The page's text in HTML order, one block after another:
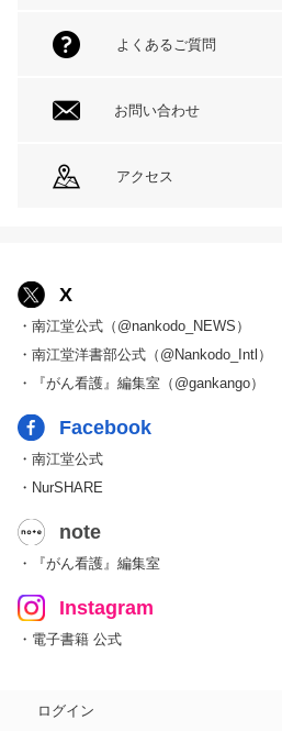
よくあるご質問
お問い合わせ
アクセス
X
・南江堂公式（@nankodo_NEWS）
・南江堂洋書部公式（@Nankodo_Intl）
・『がん看護』編集室（@gankango）
Facebook
・南江堂公式
・NurSHARE
note
・『がん看護』編集室
Instagram
・電子書籍 公式
ログイン